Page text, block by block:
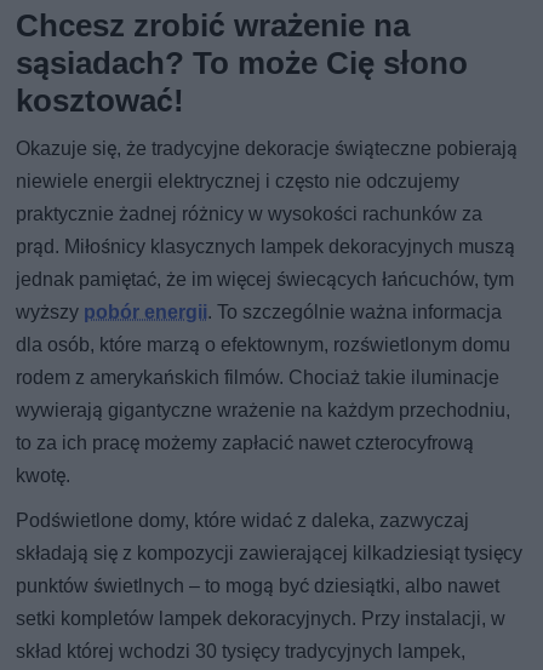
Chcesz zrobić wrażenie na
sąsiadach? To może Cię słono
kosztować!
Okazuje się, że tradycyjne dekoracje świąteczne pobierają
niewiele energii elektrycznej i często nie odczujemy
praktycznie żadnej różnicy w wysokości rachunków za
prąd. Miłośnicy klasycznych lampek dekoracyjnych muszą
jednak pamiętać, że im więcej świecących łańcuchów, tym
wyższy pobór energii. To szczególnie ważna informacja
dla osób, które marzą o efektownym, rozświetlonym domu
rodem z amerykańskich filmów. Chociaż takie iluminacje
wywierają gigantyczne wrażenie na każdym przechodniu,
to za ich pracę możemy zapłacić nawet czterocyfrową
kwotę.
Podświetlone domy, które widać z daleka, zazwyczaj
składają się z kompozycji zawierającej kilkadziesiąt tysięcy
punktów świetlnych – to mogą być dziesiątki, albo nawet
setki kompletów lampek dekoracyjnych. Przy instalacji, w
skład której wchodzi 30 tysięcy tradycyjnych lampek,